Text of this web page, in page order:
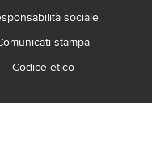
sociale
stampa
Codice etico